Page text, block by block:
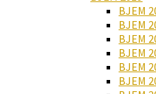
BJEM
BJEM
BJEM
BJEM
BJEM
BJEM